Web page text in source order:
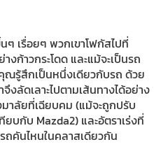
เรื่อยๆ พวกเขาโฟกัสไปที่
ก้าวกระโดด และแม้จะเป็นรถ
ณรู้สึกเป็นหนึ่งเดียวกับรถ ด้วย
ลัดเลาะไปตามเส้นทางได้อย่าง
มาลัยที่เฉียบคม (แม้จะถูกปรับ
บกับ Mazda2) และอัตราเร่งที่
คันไหนในคลาสเดียวกัน